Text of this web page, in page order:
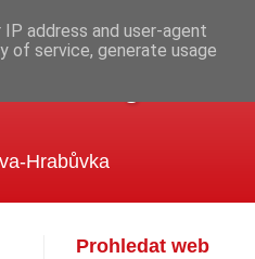
a Klegova
Hrabůvka
Prohledat web
address and user-agent
of service, generate usage